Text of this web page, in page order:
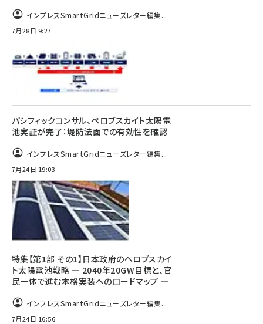
インプレスSmartGridニューズレター編集...
7月28日 9:27
パシフィックコンサル、ペロブスカイト太陽電
池実証が完了：堤防法面での有効性を確認
インプレスSmartGridニューズレター編集...
7月24日 19:03
特集【第1部 その1】日本政府のペロブスカイ
ト太陽電池戦略 ― 2040年20GW目標と、官
民一体で進む本格実装へのロードマップ ―
インプレスSmartGridニューズレター編集...
7月24日 16:56